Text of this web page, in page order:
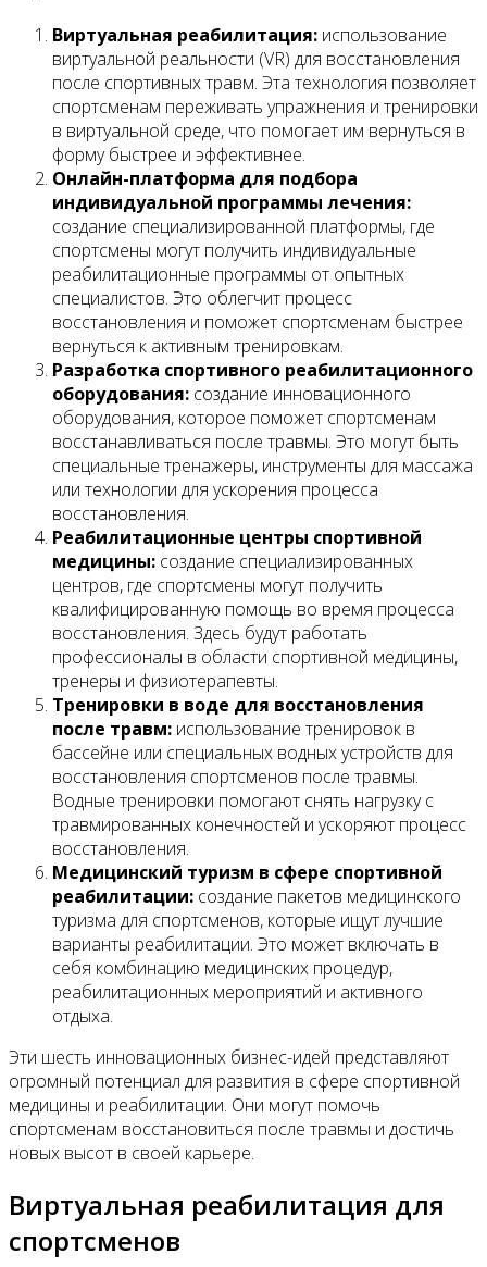
Виртуальная реабилитация: использование
виртуальной реальности (VR) для восстановления
после спортивных травм. Эта технология позволяет
спортсменам переживать упражнения и тренировки
в виртуальной среде, что помогает им вернуться в
форму быстрее и эффективнее.
Онлайн-платформа для подбора
индивидуальной программы лечения:
создание специализированной платформы, где
спортсмены могут получить индивидуальные
реабилитационные программы от опытных
специалистов. Это облегчит процесс
восстановления и поможет спортсменам быстрее
вернуться к активным тренировкам.
Разработка спортивного реабилитационного
оборудования: создание инновационного
оборудования, которое поможет спортсменам
восстанавливаться после травмы. Это могут быть
специальные тренажеры, инструменты для массажа
или технологии для ускорения процесса
восстановления.
Реабилитационные центры спортивной
медицины: создание специализированных
центров, где спортсмены могут получить
квалифицированную помощь во время процесса
восстановления. Здесь будут работать
профессионалы в области спортивной медицины,
тренеры и физиотерапевты.
Тренировки в воде для восстановления
после травм: использование тренировок в
бассейне или специальных водных устройств для
восстановления спортсменов после травмы.
Водные тренировки помогают снять нагрузку с
травмированных конечностей и ускоряют процесс
восстановления.
Медицинский туризм в сфере спортивной
реабилитации: создание пакетов медицинского
туризма для спортсменов, которые ищут лучшие
варианты реабилитации. Это может включать в
себя комбинацию медицинских процедур,
реабилитационных мероприятий и активного
отдыха.
Эти шесть инновационных бизнес-идей представляют
огромный потенциал для развития в сфере спортивной
медицины и реабилитации. Они могут помочь
спортсменам восстановиться после травмы и достичь
новых высот в своей карьере.
Виртуальная реабилитация для
спортсменов